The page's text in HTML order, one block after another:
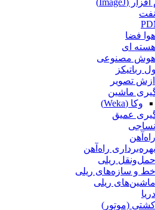
فضا
ای
هوش مصنوعی
رباتیکز
تصویر
ماشین
وکا (Weka)
عمیق
راه‌آهن
ریلی
و سازه‌های ریلی
ریلی
(موتور)